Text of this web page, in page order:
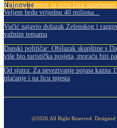
Najnovije
Potpisan ugovor za prvu fazu
Veljem brdu vrijednu 40 miliona...
Vučić najavio dolazak Zelenskog i
važnim temama
Danski političar: Obilazak skupštine s
više bio turistička posjeta, moraću biti
Od sjutra: Za nevezivanje pojasa kazna
plaćanje i na licu mjesta
@2026.All Right Reserved.